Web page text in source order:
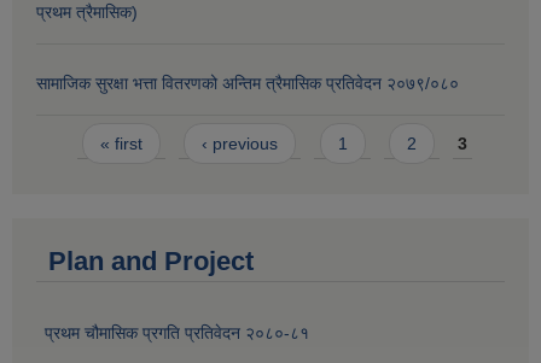
प्रथम त्रैमासिक)
सामाजिक सुरक्षा भत्ता वितरणको अन्तिम त्रैमासिक प्रतिवेदन २०७९/०८०
Pages
« first ‹ previous 1 2 3
Plan and Project
प्रथम चौमासिक प्रगति प्रतिवेदन २०८०-८१